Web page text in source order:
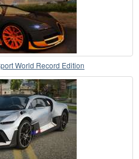
World Record Edition